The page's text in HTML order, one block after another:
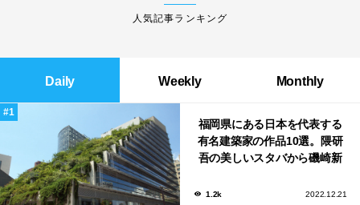
人気記事ランキング
Daily Weekly Monthly
福岡県にある日本を代表する
有名建築家の作品10選。隈研
吾の美しいスタバから磯崎新
1.2k 2022.12.21